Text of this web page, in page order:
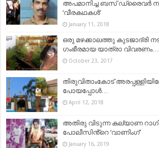
അപമാനിച്ച ബസ് ഡ്രൈവർ
‘വീരകഥകള്‍’
January 11, 2018
ഒരു മഴക്കാലത്തു കുടജാദ്രി
ഗംഭീരമായ യാത്രാ വിവരണം…
October 23, 2017
തിരുവിതാംകോട്
പോയപ്പോള്‍…
April 12, 2018
അതിരു വിടുന്ന കല്യാണ
പോലീസിൻ്റെ ‘വാണിംഗ്’
January 16, 2019